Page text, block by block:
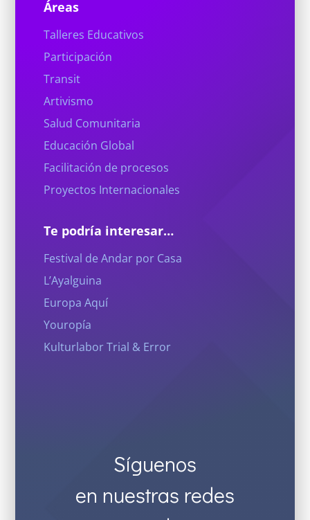
Áreas
Talleres Educativos
Participación
Transit
Artivismo
Salud Comunitaria
Educación Global
Facilitación de procesos
Proyectos Internacionales
Te podría interesar…
Festival de Andar por Casa
L’Ayalguina
Europa Aquí
Youropía
Kulturlabor Trial & Error
Síguenos
en nuestras redes